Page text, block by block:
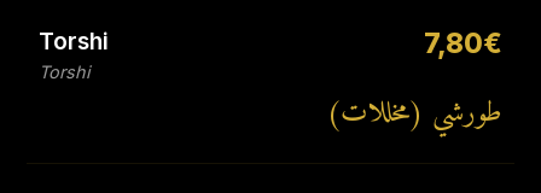
Torshi
Torshi
7,80€
طورشي (مخللات)